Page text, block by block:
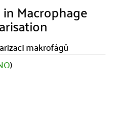
Macrophage
makrofágů
)